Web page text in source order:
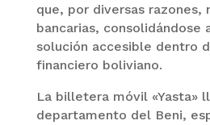
que, por diversas razones,
bancarias, consolidándose
solución accesible dentro
financiero boliviano.
La billetera móvil «Yasta»
departamento del Beni,